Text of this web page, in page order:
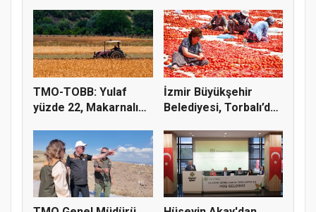
TMO-TOBB: Yulaf
yüzde 22, Makarnalık
İzmir Büyükşehir
Belediyesi, Torbalı’da